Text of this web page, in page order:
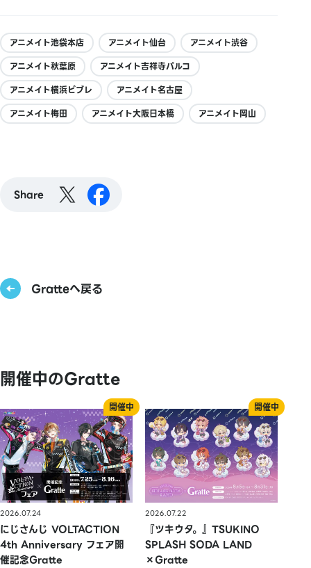
アニメイト池袋本店 アニメイト仙台
アニメイト渋谷
アニメイト秋葉原
アニメイト吉祥寺パルコ
アニメイト横浜ビブレ
アニメイト名古屋
アニメイト梅田
アニメイト大阪日本橋 アニメイト岡山
Share
Gratteへ戻る
開催中のGratte
2026.07.24
にじさんじ VOLTACTION
4th Anniversary フェア開
催記念Gratte
2026.07.22
『ツキウタ。』TSUKINO
SPLASH SODA LAND
×Gratte